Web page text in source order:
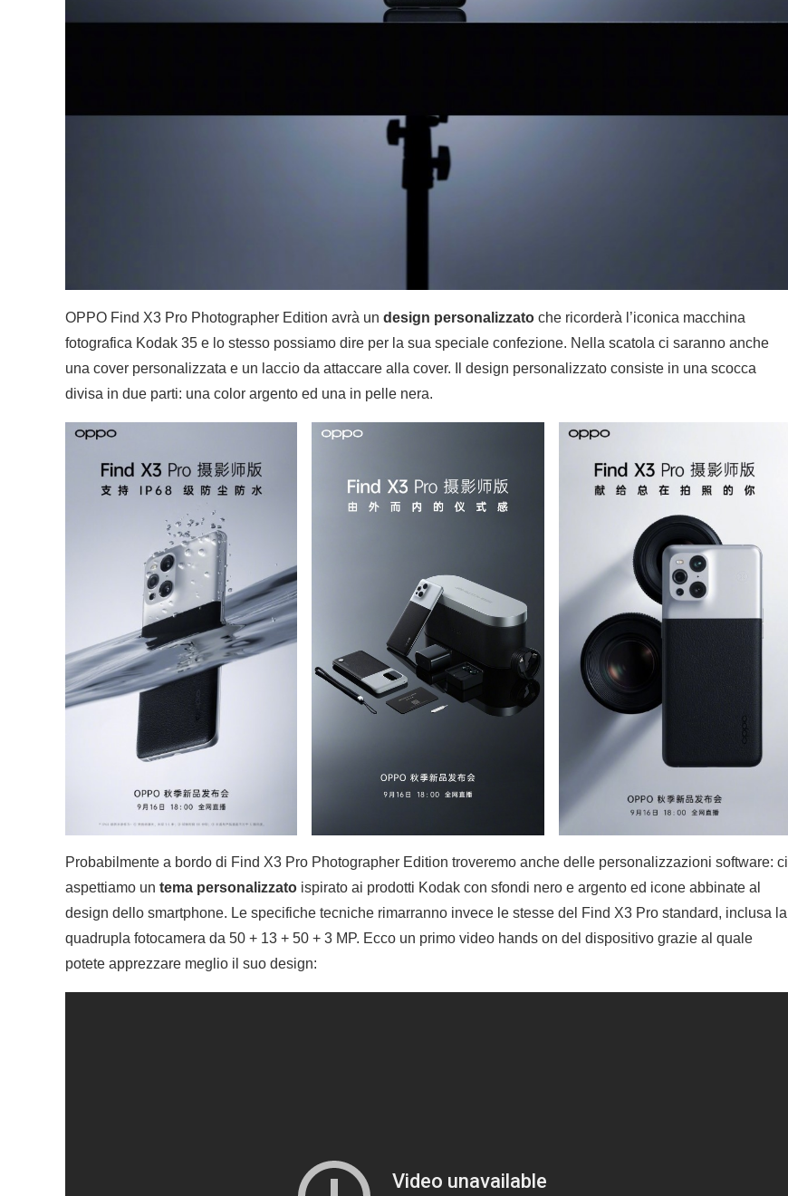
OPPO Find X3 Pro Photographer Edition avrà un design personalizzato che ricorderà l’iconica macchina
fotografica Kodak 35 e lo stesso possiamo dire per la sua speciale confezione. Nella scatola ci saranno anche
una cover personalizzata e un laccio da attaccare alla cover. Il design personalizzato consiste in una scocca
divisa in due parti: una color argento ed una in pelle nera.
Probabilmente a bordo di Find X3 Pro Photographer Edition troveremo anche delle personalizzazioni software: ci
aspettiamo un tema personalizzato ispirato ai prodotti Kodak con sfondi nero e argento ed icone abbinate al
design dello smartphone. Le specifiche tecniche rimarranno invece le stesse del Find X3 Pro standard, inclusa la
quadrupla fotocamera da 50 + 13 + 50 + 3 MP. Ecco un primo video hands on del dispositivo grazie al quale
potete apprezzare meglio il suo design: